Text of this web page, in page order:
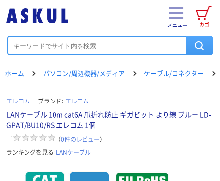
カゴ
メニュー
ホーム パソコン/周辺機器/メディア ケーブル/コネクター
エレコム ブランド： エレコム
LANケーブル 10m cat6A 爪折れ防止 ギガビット より線 ブルー LD-
GPAT/BU10/RS エレコム 1個
（0件のレビュー）
ランキングを見る：LANケーブル